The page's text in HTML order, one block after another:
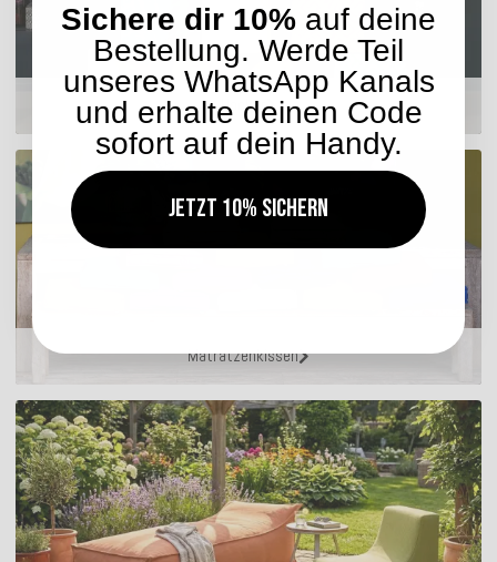
Hocker
Matratzenkissen
Sichere dir 10% auf deine
Bestellung. Werde Teil
unseres WhatsApp Kanals
und erhalte deinen Code
sofort auf dein Handy.
Jetzt 10% sichern